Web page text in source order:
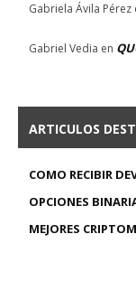
Gabriela Ávila Pérez
Gabriel Vedia en
ARTICULOS
COMO RECIBIR
OPCIONES
MEJORES